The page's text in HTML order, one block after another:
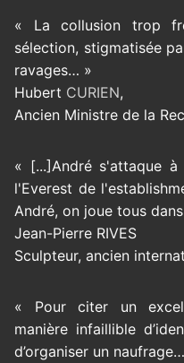
« La collusion trop
sélection, stigmatisée
ravages… »
Hubert CURIEN,
Ancien Ministre de la
« [...]André s'attaque
l'Everest de
André, on joue tous
Jean-Pierre RIVES
Sculpteur, ancien
« Pour citer un
manière infaillible
d’organiser un